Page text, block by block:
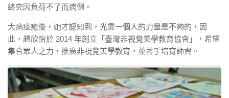
終究因負荷不了而病倒。
大病痊癒後，她才認知到，光靠一個人的力量是不夠的，因
此，趙欣怡於 2014 年創立「臺灣非視覺美學教育協會」，希望
集合眾人之力，推廣非視覺美學教育，並著手培育師資。